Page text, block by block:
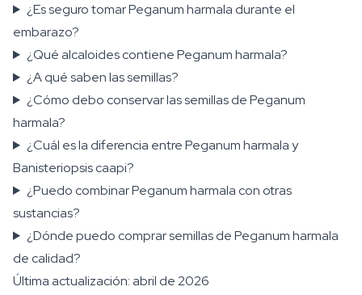
¿Es seguro tomar Peganum harmala durante el
embarazo?
¿Qué alcaloides contiene Peganum harmala?
¿A qué saben las semillas?
¿Cómo debo conservar las semillas de Peganum
harmala?
¿Cuál es la diferencia entre Peganum harmala y
Banisteriopsis caapi?
¿Puedo combinar Peganum harmala con otras
sustancias?
¿Dónde puedo comprar semillas de Peganum harmala
de calidad?
Última actualización: abril de 2026